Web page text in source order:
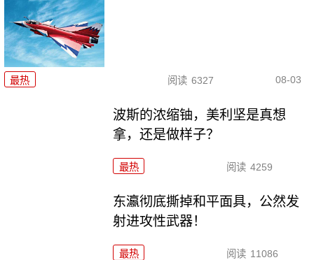
最热 阅读 6327 08-03
波斯的浓缩铀，美利坚是真想
拿，还是做样子？
最热 阅读 4259
东瀛彻底撕掉和平面具，公然发
射进攻性武器！
最热 阅读 11086